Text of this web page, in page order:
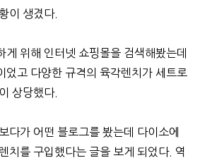
이 생겼다.
게 위해 인터넷 쇼핑몰을 검색해봤는데
었고 다양한 규격의 육각렌치가 세트로
상당했다.
다가 어떤 블로그를 봤는데 다이소에
치를 구입했다는 글을 보게 되었다. 역